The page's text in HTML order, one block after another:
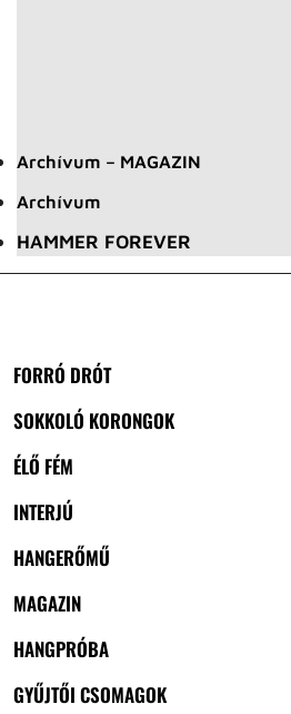
Archívum – MAGAZIN
Archívum
HAMMER FOREVER
FORRÓ DRÓT
SOKKOLÓ KORONGOK
ÉLŐ FÉM
INTERJÚ
HANGERŐMŰ
MAGAZIN
HANGPRÓBA
GYŰJTŐI CSOMAGOK